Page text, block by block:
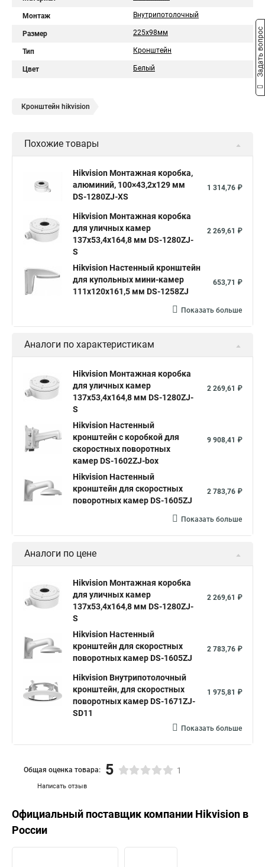
Монтаж Внутрипотолочный
Размер 225х98мм
Тип Кронштейн
Цвет Белый
Кронштейн hikvision
Похожие товары
Hikvision Монтажная коробка,
алюминий, 100×43,2x129 мм
DS-1280ZJ-XS
1 314,76 ₽
Hikvision Монтажная коробка
для уличных камер
137x53,4x164,8 мм DS-1280ZJ-
S
2 269,61 ₽
Hikvision Настенный кронштейн
для купольных мини-камер
111x120x161,5 мм DS-1258ZJ
653,71 ₽
Показать больше
Аналоги по характеристикам
Hikvision Монтажная коробка
для уличных камер
137x53,4x164,8 мм DS-1280ZJ-
S
2 269,61 ₽
Hikvision Настенный
кронштейн с коробкой для
скоростных поворотных
камер DS-1602ZJ-box
9 908,41 ₽
Hikvision Настенный
кронштейн для скоростных
поворотных камер DS-1605ZJ
2 783,76 ₽
Показать больше
Аналоги по цене
Hikvision Монтажная коробка
для уличных камер
137x53,4x164,8 мм DS-1280ZJ-
S
2 269,61 ₽
Hikvision Настенный
кронштейн для скоростных
поворотных камер DS-1605ZJ
2 783,76 ₽
Hikvision Внутрипотолочный
кронштейн, для скоростных
поворотных камер DS-1671ZJ-
SD11
1 975,81 ₽
Показать больше
Написать отзыв
Общая оценка товара: 5 1
Официальный поставщик компании Hikvision в
России
Задать вопрос